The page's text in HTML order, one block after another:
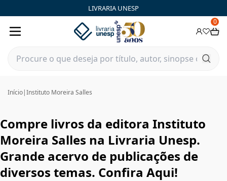
LIVRARIA UNESP
0
Início|Instituto Moreira Salles
Compre livros da editora Instituto
Moreira Salles na Livraria Unesp.
Grande acervo de publicações de
diversos temas. Confira Aqui!
Instituto Moreira Salles|Livraria Unesp | FastStore PLP